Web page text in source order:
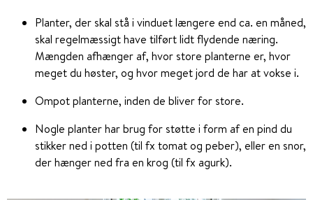
Planter, der skal stå i vinduet længere end ca. en måned,
skal regelmæssigt have tilført lidt flydende næring.
Mængden afhænger af, hvor store planterne er, hvor
meget du høster, og hvor meget jord de har at vokse i.
Ompot planterne, inden de bliver for store.
Nogle planter har brug for støtte i form af en pind du
stikker ned i potten (til fx tomat og peber), eller en snor,
der hænger ned fra en krog (til fx agurk).